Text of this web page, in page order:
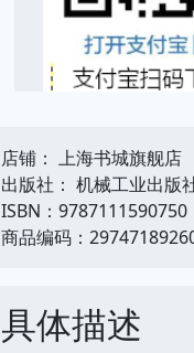
店铺： 上海书城旗舰店
出版社： 机械工业出版
ISBN：9787111590750
商品编码：
具体描述